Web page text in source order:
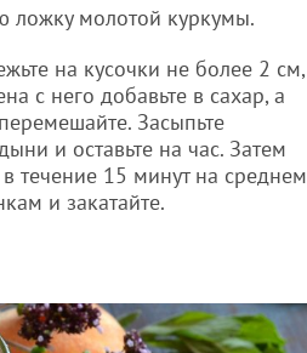
ложку молотой куркумы.
на кусочки не более 2 см,
с него добавьте в сахар, а
Засыпьте
и оставьте на час. Затем
течение 15 минут на среднем
и закатайте.